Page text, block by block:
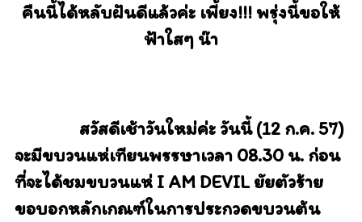
คืนนี้ได้หลับฝันดีแล้วค่ะ เพี้ยง!!! พรุ่งนี้ขอให้
ฟ้าใสๆ น๊า
สวัสดีเช้าวันใหม่ค่ะ วันนี้ (12 ก.ค. 57)
จะมีขบวนแห่เทียนพรรษาเวลา 08.30 น. ก่อน
ที่จะได้ชมขบวนแห่ I AM DEVIL ยัยตัวร้าย
ขอบอกหลักเกณฑ์ในการประกวดขบวนต้น